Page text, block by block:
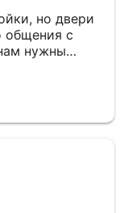
но двери
общения с
нужны
нашлись
Филипп
стоимость и
все
довольны.